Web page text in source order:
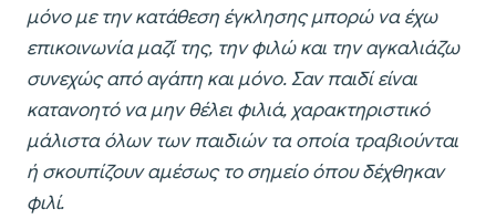
μόνο με την κατάθεση έγκλησης μπορώ να έχω
επικοινωνία μαζί της, την φιλώ και την αγκαλιάζω
συνεχώς από αγάπη και μόνο. Σαν παιδί είναι
κατανοητό να μην θέλει φιλιά, χαρακτηριστικό
μάλιστα όλων των παιδιών τα οποία τραβιούνται
ή σκουπίζουν αμέσως το σημείο όπου δέχθηκαν
φιλί.